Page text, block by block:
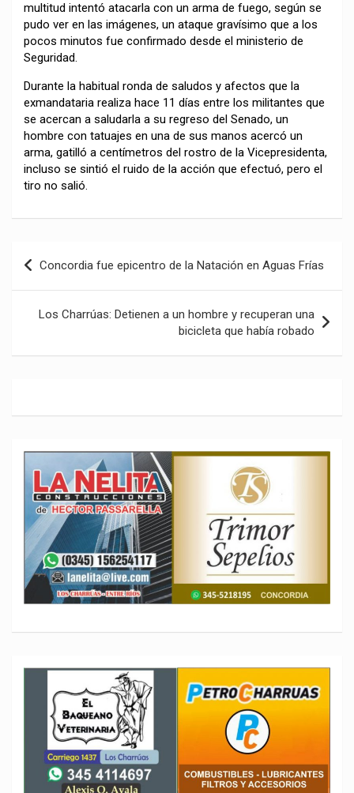
multitud intentó atacarla con un arma de fuego, según se
pudo ver en las imágenes, un ataque gravísimo que a los
pocos minutos fue confirmado desde el ministerio de
Seguridad.
Durante la habitual ronda de saludos y afectos que la
exmandataria realiza hace 11 días entre los militantes que
se acercan a saludarla a su regreso del Senado, un
hombre con tatuajes en una de sus manos acercó un
arma, gatilló a centímetros del rostro de la Vicepresidenta,
incluso se sintió el ruido de la acción que efectuó, pero el
tiro no salió.
Navegación
de
entradas
Concordia fue epicentro de la Natación en Aguas Frías
Los Charrúas: Detienen a un hombre y recuperan una
bicicleta que había robado